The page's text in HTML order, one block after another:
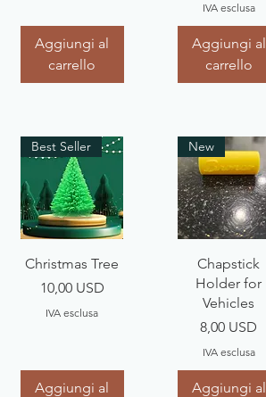
Aggiungi al
carrello
IVA esclusa
Aggiungi al
carrello
Vista rapida
Best Seller
Christmas Tree
Prezzo
10,00 USD
IVA esclusa
Aggiungi al
Vista rapida
New
Chapstick
Holder for
Vehicles
Prezzo
8,00 USD
IVA esclusa
Aggiungi al